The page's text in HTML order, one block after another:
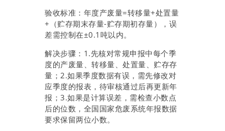
验收标准：年度产废量=转移量+处置量
+（贮存期末存量-贮存期初存量），误
差需控制在±0.1吨以内。
解决步骤：1.先核对常规申报中每个季
度的产废量、转移量、处置量、贮存存
量；2.如果季度数据有误，需先修改对
应季度的报表，待审核通过后再更新年
报；3.如果是计算误差，需检查小数点
后的位数，全国国家危废系统年报数据
要求保留两位小数。